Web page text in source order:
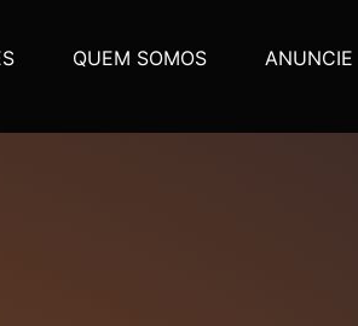
QUEM SOMOS ANUNCIE